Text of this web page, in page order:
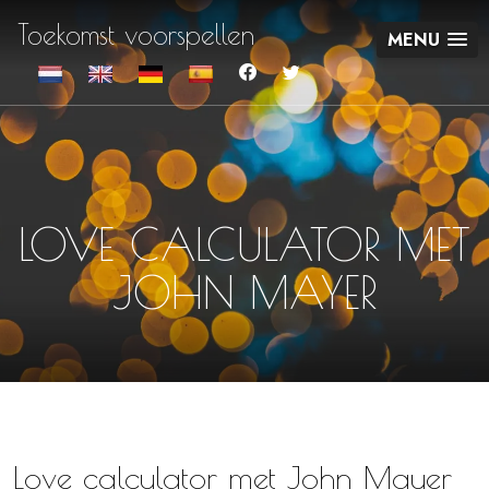
Toekomst voorspellen MENU
LOVE CALCULATOR MET
JOHN MAYER
Love calculator met John Mayer